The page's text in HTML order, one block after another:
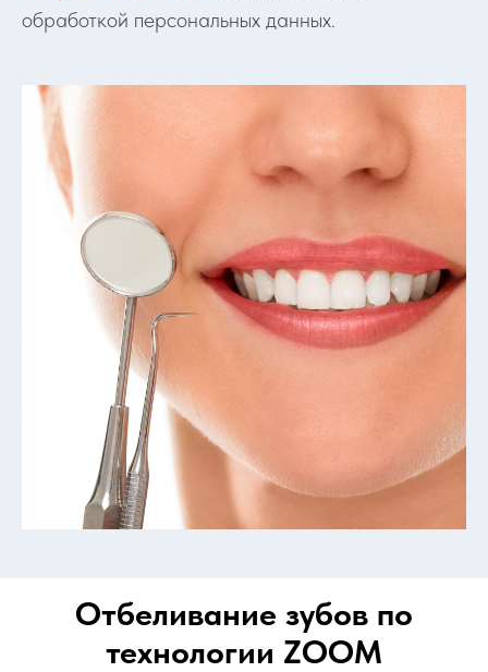
обработкой персональных данных.
Отбеливание зубов по
технологии ZOOM